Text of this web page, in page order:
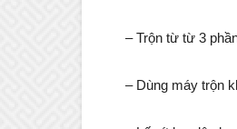
– Trộn từ từ 3
– Dùng máy trộn